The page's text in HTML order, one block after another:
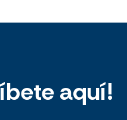
aquí!